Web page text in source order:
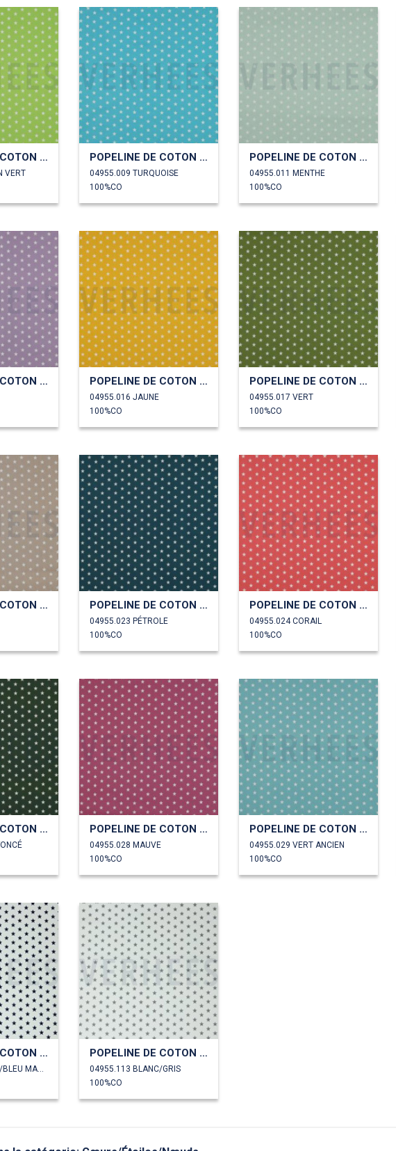
POPELINE DE COTON PETITES ÉTOILES
VERT
POPELINE DE COTON PETITES ÉTOILES
04955.009 TURQUOISE
100%CO
POPELINE DE COTON PETITES ÉTOILES
04955.011 MENTHE
100%CO
POPELINE DE COTON PETITES ÉTOILES POPELINE DE COTON PETITES ÉTOILES
04955.016 JAUNE
100%CO
POPELINE DE COTON PETITES ÉTOILES
04955.017 VERT
100%CO
POPELINE DE COTON PETITES ÉTOILES POPELINE DE COTON PETITES ÉTOILES
04955.023 PÉTROLE
100%CO
POPELINE DE COTON PETITES ÉTOILES
04955.024 CORAIL
100%CO
POPELINE DE COTON PETITES ÉTOILES POPELINE DE COTON PETITES ÉTOILES
04955.028 MAUVE
100%CO
POPELINE DE COTON PETITES ÉTOILES
04955.029 VERT ANCIEN
100%CO
POPELINE DE COTON PETITES ÉTOILES POPELINE DE COTON PETITES ÉTOILES
04955.113 BLANC/GRIS
100%CO